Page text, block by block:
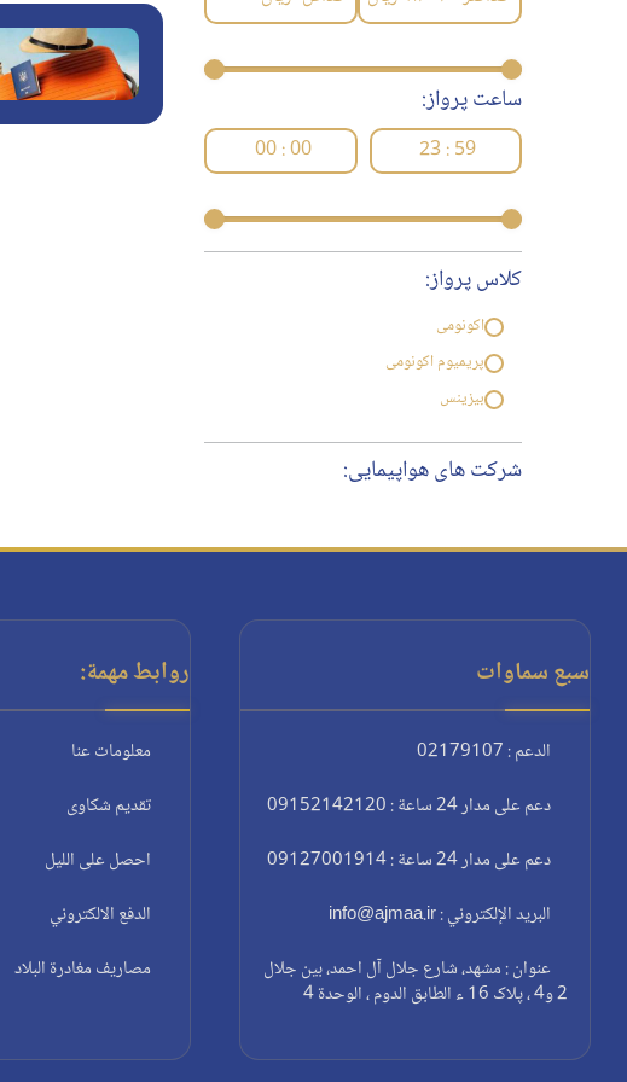
ساعت پرواز:
23 : 59
00 : 00
کلاس پرواز:
اکونومی
پریمیوم اکونومی
بیزینس
شرکت های هواپیمایی:
سبع سماوات
الدعم : 02179107
دعم على مدار 24 ساعة : 09152142120
دعم على مدار 24 ساعة : 09127001914
البريد الإلكتروني : info@ajmaa.ir
عنوان : مشهد، شارع جلال آل احمد، بين جلال
2 و4 ، پلاک 16 ء الطابق الدوم ، الوحدة 4
روابط مهمة:
معلومات عنا
تقديم شكاوى
احصل على الليل
الدفع الالكتروني
مصاريف مغادرة البلاد